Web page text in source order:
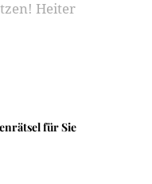
Heiter
für Sie